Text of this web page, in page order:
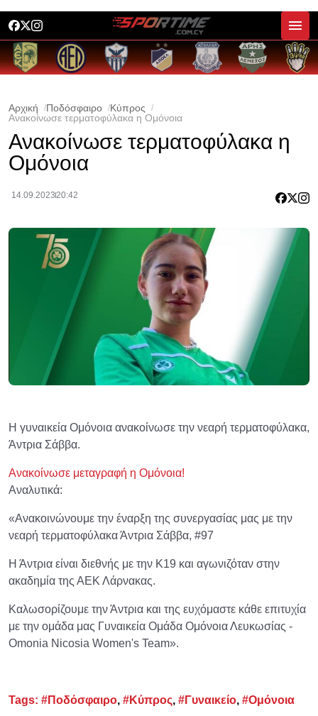
Αρχική Ποδόσφαιρο
Κύπρος
Ανακοίνωσε τερματοφύλακα η Ομόνοια
Ανακοίνωσε τερματοφύλακα η
Ομόνοια
14.09.202320:42
Η γυναικεία Ομόνοια ανακοίνωσε την νεαρή τερματοφύλακα,
Άντρια Σάββα.
Ανακοίνωσε μεταγραφή η Ομόνοια!
Αναλυτικά:
«Ανακοινώνουμε την έναρξη της συνεργασίας μας με την
νεαρή τερματοφύλακα Άντρια Σάββα, #97
Η Άντρια είναι διεθνής με την Κ19 και αγωνιζόταν στην
ακαδημία της ΑΕΚ Λάρνακας.
Καλωσορίζουμε την Άντρια και της ευχόμαστε κάθε επιτυχία
με την ομάδα μας Γυναικεία Ομάδα Ομόνοια Λευκωσίας -
Omonia Nicosia Women's Team».
Tags: #Ποδόσφαιρο, #Κύπρος, #Γυναικείο, #Ομόνοια